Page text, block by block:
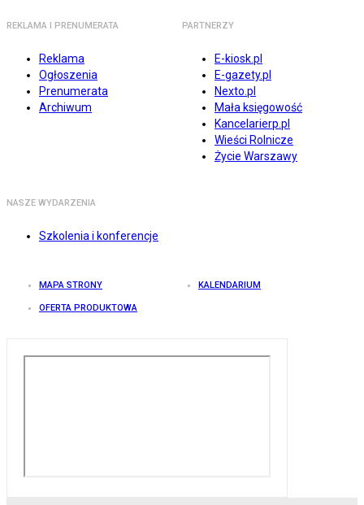
REKLAMA I PRENUMERATA
Reklama
Ogłoszenia
Prenumerata
Archiwum
PARTNERZY
E-kiosk.pl
E-gazety.pl
Nexto.pl
Mała księgowość
Kancelarierp.pl
Wieści Rolnicze
Życie Warszawy
NASZE WYDARZENIA
Szkolenia i konferencje
MAPA STRONY KALENDARIUM
OFERTA PRODUKTOWA